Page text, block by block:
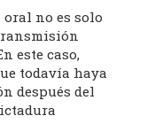
no es solo
este caso,
todavía haya
después del